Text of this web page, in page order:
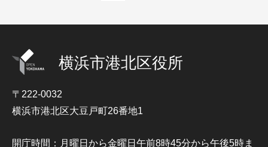
横浜市港北区役所
〒222-0032
横浜市港北区大豆戸町26番地1
開庁時間：月曜日から金曜日午前8時45分から午後5時ま